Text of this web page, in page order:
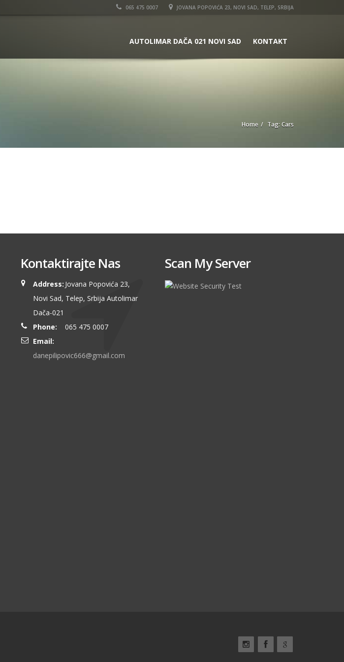
065 475 0007 JOVANA POPOVIĆA 23, NOVI SAD, TELEP, SRBIJA
AUTOLIMAR DAČA 021 NOVI SAD KONTAKT
Home Tag: Cars
Kontaktirajte Nas
Address: Jovana Popovića 23,
Novi Sad, Telep, Srbija Autolimar
Dača-021
Phone:
065 475 0007
Email:
danepilipovic666@gmail.com
Scan My Server